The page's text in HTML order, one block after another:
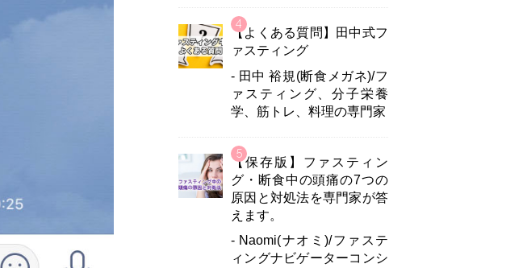
【よくある質問】田中式フ
ァスティング
- 田中 裕規(断食メガネ)/フ
ァスティング、分子栄養
学、筋トレ、料理の専門家
【保存版】ファスティン
グ・断食中の頭痛の7つの
原因と対処法を専門家が答
えます。
- Naomi(ナオミ)/ファステ
ィングナビゲーターコンシ